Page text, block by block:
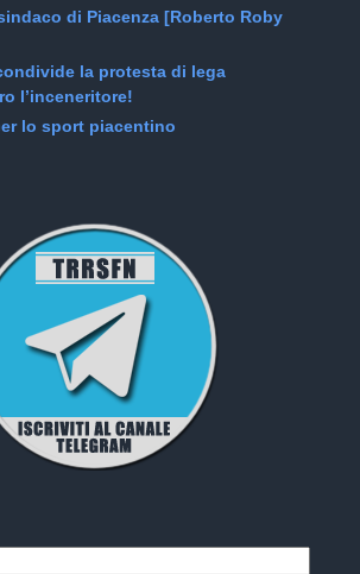
di Piacenza [Roberto Roby
la protesta di lega
l’inceneritore!
lo sport piacentino